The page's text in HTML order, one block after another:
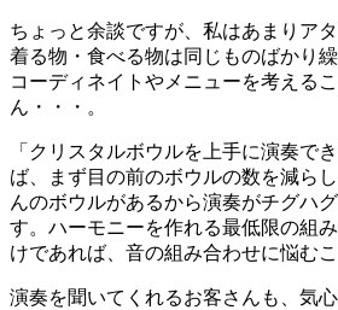
ちょっと余談ですが、私はあまりア
着る物・食べる物は同じものばかり
コーディネイトやメニューを考える
ん・・・。
「クリスタルボウルを上手に演奏で
ば、まず目の前のボウルの数を減ら
んのボウルがあるから演奏がチグハ
す。ハーモニーを作れる最低限の組
けであれば、音の組み合わせに悩む
演奏を聞いてくれるお客さんも、気